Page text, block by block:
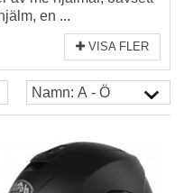
en ...
VISA FLER